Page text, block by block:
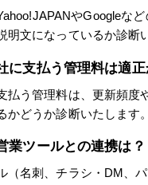
やGoogleな
文になっているか診断
に支払う管理料は適正
払う管理料は、更新頻度
どうか診断いたします。
業ツールとの連携は？
（名刺、チラシ・DM、